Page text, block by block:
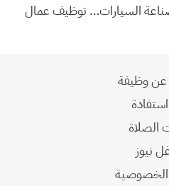
السيارات… توظيف عمال
وظيفة
الصلاة
نيوز